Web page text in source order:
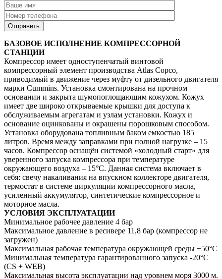
БАЗОВОЕ ИСПОЛНЕНИЕ КОМПРЕССОРНОЙ
СТАНЦИИ
Компрессор имеет одноступенчатый винтовой
компрессорный элемент производства Atlas Copco,
приводимый в движение через муфту от дизельного двигателя
марки Cummins. Установка смонтирована на прочном
основании и закрыта шумопоглощающим кожухом. Кожух
имеет две широко открываемые крышки для доступа к
обслуживаемым агрегатам и узлам установки. Кожух и
основание оцинкованы и окрашены порошковым способом.
Установка оборудована топливным баком емкостью 185
литров. Время между заправками при полной нагрузке – 15
часов. Компрессор оснащён системой «холодный старт» для
уверенного запуска компрессора при температуре
окружающего воздуха – 15°С. Данная система включает в
себя: свечу накаливания на впускном коллекторе двигателя,
термостат в системе циркуляции компрессорного масла,
усиленный аккумулятор, синтетические компрессорное и
моторное масла.
УСЛОВИЯ ЭКСПЛУАТАЦИИ
Минимальное рабочее давление 4 бар
Максимальное давление в ресивере 11,8 бар (компрессор не
загружен)
Максимальная рабочая температура окружающей среды +50°C
Минимальная температура гарантированного запуска -20°C
(CS + WEB)
Максимальная высота эксплуатации над уровнем моря 3000 м.